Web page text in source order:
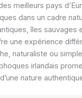
meilleurs pays
dans un cadre
îles sauvages
une expérience
naturaliste ou
irlandais
nature